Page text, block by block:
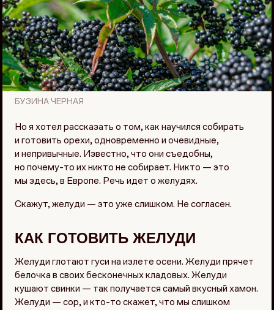
БУЗИНА ЧЕРНАЯ
Но я хотел рассказать о том, как научился собирать
и готовить орехи, одновременно и очевидные,
и непривычные. Известно, что они съедобны,
но почему-то их никто не собирает. Никто — это
мы здесь, в Европе. Речь идет о желудях.
Скажут, желуди — это уже слишком. Не согласен.
КАК ГОТОВИТЬ ЖЕЛУДИ
Желуди глотают гуси на излете осени. Желуди прячет
белочка в своих бесконечных кладовых. Желуди
кушают свинки — так получается самый вкусный хамон.
Желуди — сор, и кто-то скажет, что мы слишком